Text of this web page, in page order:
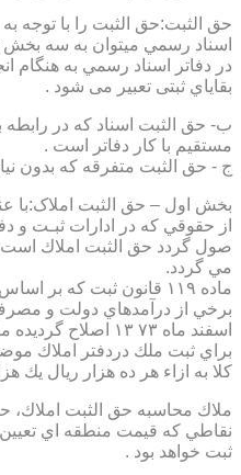
حق الثبت:حق الثبت را با توجه
اسناد رسمي ميتوان به سه
در دفاتر اسناد رسمي به هنگام
بقاياي ثبتی تعبیر می شود .
ب- حق الثبت اسناد كه در رابطه
مستقيم با كار دفاتر است .
ج - حق الثبت متفرقه كه بدون
از حقوقي كه در ادارات ثبـت و
مي گردد.
ماده ۱۱۹ قانون ثبت كه
اسفند ماه ۷۳ ۱۳ اصلاح گرديده مقرر مي دارد:
كلا به ازاء هر ده هزار ريال يك
ملاك محاسبه حق الثبت املاك،
نقاطي كه قيمت منطقه اي
ثبت خواهد بود .